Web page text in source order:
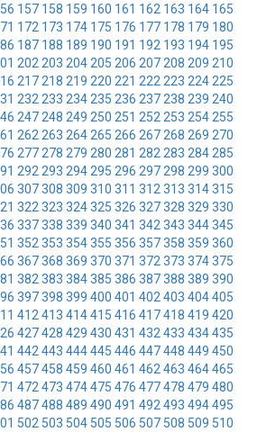
157 158 159 160 161 162 163 164 165
172 173 174 175 176 177 178 179 180
187 188 189 190 191 192 193 194 195
202 203 204 205 206 207 208 209 210
217 218 219 220 221 222 223 224 225
232 233 234 235 236 237 238 239 240
247 248 249 250 251 252 253 254 255
262 263 264 265 266 267 268 269 270
277 278 279 280 281 282 283 284 285
292 293 294 295 296 297 298 299 300
307308 309 310 311 312 313 314315
322 323 324325 326 327328 329 330
337338 339 340 341 342 343 344345
352 353 354355 356 357358 359 360
367368 369 370 371 372 373 374375
382 383 384385 386 387388 389 390
397398 399 400 401 402 403 404405
412 413 414415 416 417418 419 420
427428 429 430 431 432 433 434435
442 443 444445 446 447448 449 450
457458 459 460 461 462 463 464465
472 473 474475 476 477478 479 480
487488 489 490 491 492 493 494495
502 503 504 505 506 507 508 509 510